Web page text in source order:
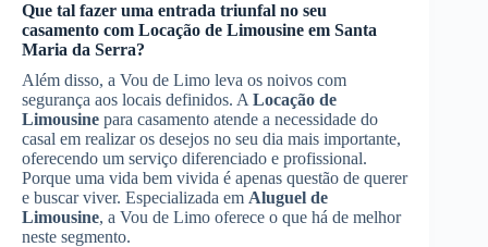
Que tal fazer uma entrada triunfal no seu
casamento com Locação de Limousine em Santa
Maria da Serra?
Além disso, a Vou de Limo leva os noivos com
segurança aos locais definidos. A Locação de
Limousine para casamento atende a necessidade do
casal em realizar os desejos no seu dia mais importante,
oferecendo um serviço diferenciado e profissional.
Porque uma vida bem vivida é apenas questão de querer
e buscar viver. Especializada em Aluguel de
Limousine, a Vou de Limo oferece o que há de melhor
neste segmento.